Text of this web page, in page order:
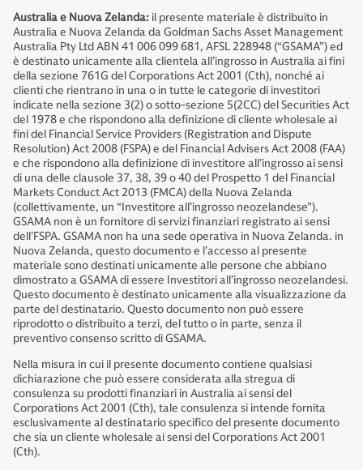
Australia e Nuova Zelanda: il presente materiale è distribuito in
Australia e Nuova Zelanda da Goldman Sachs Asset Management
Australia Pty Ltd ABN 41 006 099 681, AFSL 228948 (“GSAMA”) ed
è destinato unicamente alla clientela all’ingrosso in Australia ai fini
della sezione 761G del Corporations Act 2001 (Cth), nonché ai
clienti che rientrano in una o in tutte le categorie di investitori
indicate nella sezione 3(2) o sotto-sezione 5(2CC) del Securities Act
del 1978 e che rispondono alla definizione di cliente wholesale ai
fini del Financial Service Providers (Registration and Dispute
Resolution) Act 2008 (FSPA) e del Financial Advisers Act 2008 (FAA)
e che rispondono alla definizione di investitore all’ingrosso ai sensi
di una delle clausole 37, 38, 39 o 40 del Prospetto 1 del Financial
Markets Conduct Act 2013 (FMCA) della Nuova Zelanda
(collettivamente, un “Investitore all’ingrosso neozelandese”).
GSAMA non è un fornitore di servizi finanziari registrato ai sensi
dell’FSPA. GSAMA non ha una sede operativa in Nuova Zelanda. in
Nuova Zelanda, questo documento e l’accesso al presente
materiale sono destinati unicamente alle persone che abbiano
dimostrato a GSAMA di essere Investitori all’ingrosso neozelandesi.
Questo documento è destinato unicamente alla visualizzazione da
parte del destinatario. Questo documento non può essere
riprodotto o distribuito a terzi, del tutto o in parte, senza il
preventivo consenso scritto di GSAMA.
Nella misura in cui il presente documento contiene qualsiasi
dichiarazione che può essere considerata alla stregua di
consulenza su prodotti finanziari in Australia ai sensi del
Corporations Act 2001 (Cth), tale consulenza si intende fornita
esclusivamente al destinatario specifico del presente documento
che sia un cliente wholesale ai sensi del Corporations Act 2001
(Cth).